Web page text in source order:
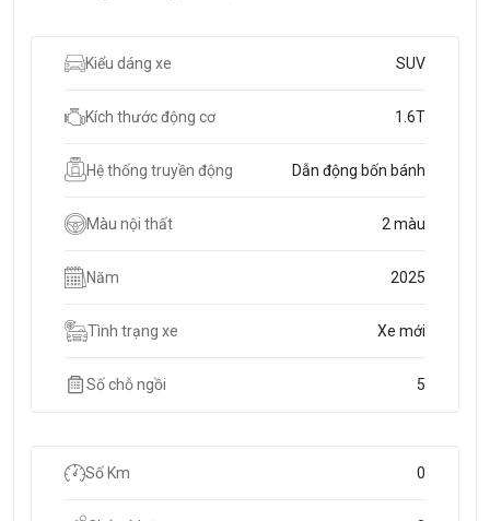
Kiểu dáng xe SUV
Kích thước động cơ 1.6T
Hệ thống truyền động Dẫn động bốn bánh
Màu nội thất 2 màu
Năm 2025
Tình trạng xe Xe mới
Số chỗ ngồi 5
Số Km 0